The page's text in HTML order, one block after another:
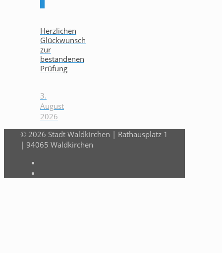
Herzlichen
Glückwunsch
zur
bestandenen
Prüfung
3.
August
2026
© 2026 Stadt Waldkirchen | Rathausplatz 1
| 94065 Waldkirchen